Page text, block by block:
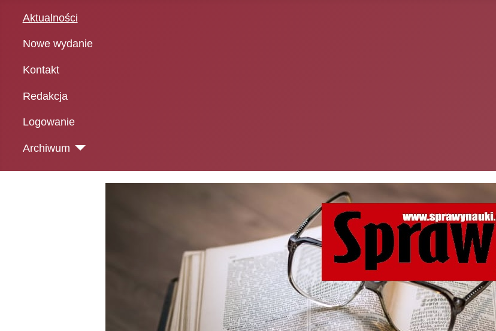
Aktualności
Nowe wydanie
Kontakt
Redakcja
Logowanie
Archiwum